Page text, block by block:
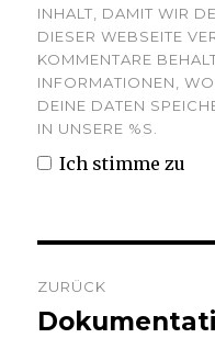
INHALT, DAMIT WIR
DIESER WEBSEITE
KOMMENTARE
INFORMATIONEN,
DEINE DATEN
IN UNSERE %S.
Ich stimme zu
Navigation
ZURÜCK
Vorheriger